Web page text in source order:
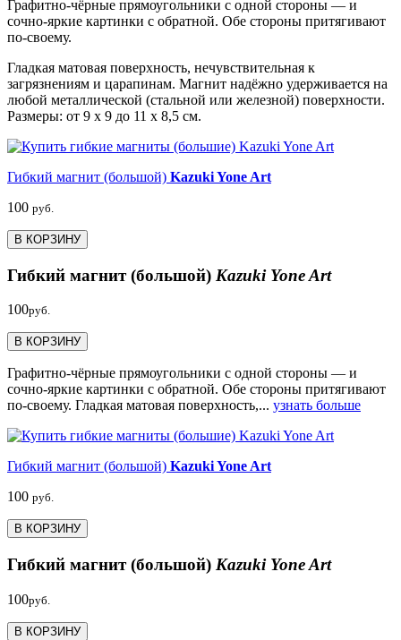
Графитно-чёрные прямоугольники с одной стороны — и
сочно-яркие картинки с обратной. Обе стороны притягивают
по-своему.
Гладкая матовая поверхность, нечувствительная к
загрязнениям и царапинам. Магнит надёжно удерживается на
любой металлической (стальной или железной) поверхности.
Размеры: от 9 х 9 до 11 х 8,5 см.
Гибкий магнит (большой) Kazuki Yone Art
100 руб.
В КОРЗИНУ
Гибкий магнит (большой) Kazuki Yone Art
100руб.
В КОРЗИНУ
Графитно-чёрные прямоугольники с одной стороны — и
сочно-яркие картинки с обратной. Обе стороны притягивают
по-своему. Гладкая матовая поверхность,... узнать больше
Гибкий магнит (большой) Kazuki Yone Art
100 руб.
В КОРЗИНУ
Гибкий магнит (большой) Kazuki Yone Art
100руб.
В КОРЗИНУ